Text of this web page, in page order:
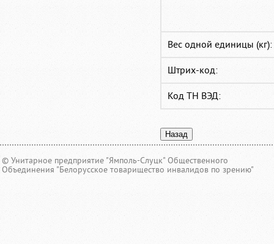
Вес одной единицы (кг):
Штрих-код:
Код ТН ВЭД:
© Унитарное предприятие "Ямполь-Слуцк" Общественного
Объединения "Белорусское товарищество инвалидов по зрению"